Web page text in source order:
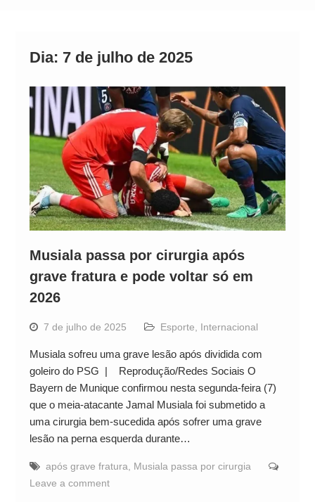
Dia: 7 de julho de 2025
Musiala passa por cirurgia após
grave fratura e pode voltar só em
2026
7 de julho de 2025 Esporte Internacional
Musiala sofreu uma grave lesão após dividida com
goleiro do PSG | Reprodução/Redes Sociais O
Bayern de Munique confirmou nesta segunda-feira (7)
que o meia-atacante Jamal Musiala foi submetido a
uma cirurgia bem-sucedida após sofrer uma grave
lesão na perna esquerda durante…
após grave fratura
Musiala passa por cirurgia
Leave a comment